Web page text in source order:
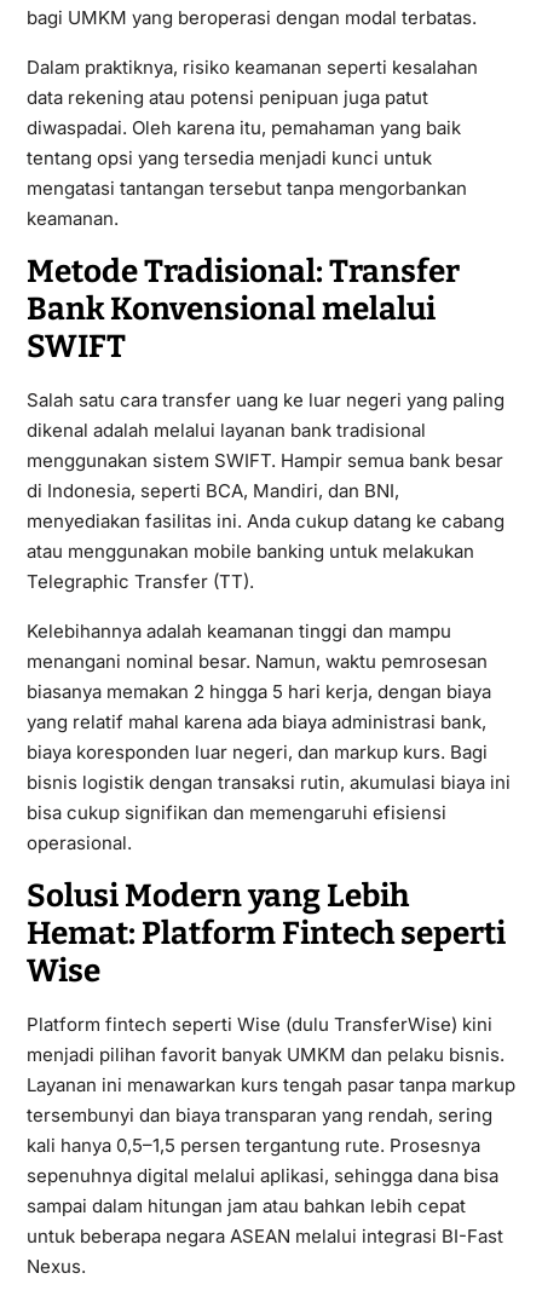
bagi UMKM yang beroperasi dengan modal terbatas.
Dalam praktiknya, risiko keamanan seperti kesalahan
data rekening atau potensi penipuan juga patut
diwaspadai. Oleh karena itu, pemahaman yang baik
tentang opsi yang tersedia menjadi kunci untuk
mengatasi tantangan tersebut tanpa mengorbankan
keamanan.
Metode Tradisional: Transfer
Bank Konvensional melalui
SWIFT
Salah satu cara transfer uang ke luar negeri yang paling
dikenal adalah melalui layanan bank tradisional
menggunakan sistem SWIFT. Hampir semua bank besar
di Indonesia, seperti BCA, Mandiri, dan BNI,
menyediakan fasilitas ini. Anda cukup datang ke cabang
atau menggunakan mobile banking untuk melakukan
Telegraphic Transfer (TT).
Kelebihannya adalah keamanan tinggi dan mampu
menangani nominal besar. Namun, waktu pemrosesan
biasanya memakan 2 hingga 5 hari kerja, dengan biaya
yang relatif mahal karena ada biaya administrasi bank,
biaya koresponden luar negeri, dan markup kurs. Bagi
bisnis logistik dengan transaksi rutin, akumulasi biaya ini
bisa cukup signifikan dan memengaruhi efisiensi
operasional.
Solusi Modern yang Lebih
Hemat: Platform Fintech seperti
Wise
Platform fintech seperti Wise (dulu TransferWise) kini
menjadi pilihan favorit banyak UMKM dan pelaku bisnis.
Layanan ini menawarkan kurs tengah pasar tanpa markup
tersembunyi dan biaya transparan yang rendah, sering
kali hanya 0,5–1,5 persen tergantung rute. Prosesnya
sepenuhnya digital melalui aplikasi, sehingga dana bisa
sampai dalam hitungan jam atau bahkan lebih cepat
untuk beberapa negara ASEAN melalui integrasi BI-Fast
Nexus.